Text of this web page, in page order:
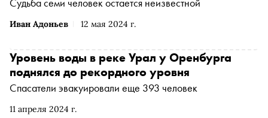
Иван Адоньев 12 мая 2024 г.
11 апреля 2024 г.
Уровень воды в реке Урал у Оренбурга
поднялся до рекордного уровня
Спасатели эвакуировали еще 393 человек